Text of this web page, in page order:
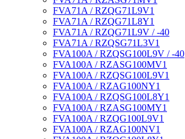
FVA71A / RZQG71L9V1
FVA71A / RZQG71L8Y1
FVA71A / RZQG71L9V / -40
FVA71A / RZQSG71L3V1
FVA100A / RZQSG100L9V / -40
FVA100A / RZASG100MV1
FVA100A / RZQSG100L9V1
FVA100A / RZAG100NY1
FVA100A / RZQSG100L8Y1
FVA100A / RZASG100MY1
FVA100A / RZQG100L9V1
FVA100A / RZAG100NV1